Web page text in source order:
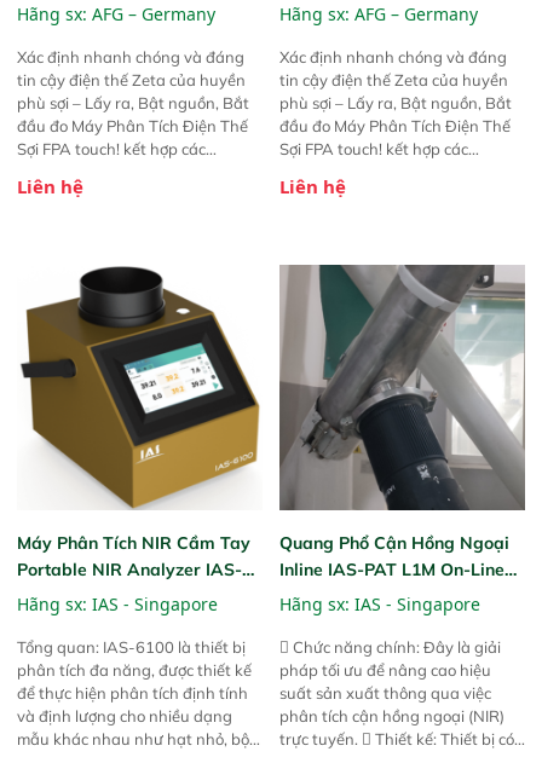
Hãng sx: AFG – Germany
Xác định nhanh chóng và đáng
tin cậy điện thế Zeta của huyền
phù sợi – Lấy ra, Bật nguồn, Bắt
đầu đo Máy Phân Tích Điện Thế
Sợi FPA touch! kết hợp các
được chứng minh với sự đơn giản
trước đó. Nhưng so với các phiên
bản trước, FPA touch! nhỏ hơn và
nhẹ hơn đáng kể, đồng thời được
nâng cấp với các tính năng mới.
Liên hệ
Hãng sx: AFG – Germany
Xác định nhanh chóng và đáng
tin cậy điện thế Zeta của huyền
phù sợi – Lấy ra, Bật nguồn, Bắt
đầu đo Máy Phân Tích Điện Thế
Sợi FPA touch! kết hợp các
được chứng minh với sự đơn giản
trước đó. Nhưng so với các phiên
bản trước, FPA touch! nhỏ hơn và
nhẹ hơn đáng kể, đồng thời được
nâng cấp với các tính năng mới.
Liên hệ
Máy Phân Tích NIR Cầm Tay
Portable NIR Analyzer IAS-
6100
Hãng sx: IAS - Singapore
Tổng quan: IAS-6100 là thiết bị
phân tích đa năng, được thiết kế
để thực hiện phân tích định tính
và định lượng cho nhiều dạng
mẫu khác nhau như hạt nhỏ, bột,
Quang Phổ Cận Hồng Ngoại
Inline IAS-PAT L1M On-Line
NIR
Hãng sx: IAS - Singapore
 Chức năng chính: Đây là giải
pháp tối ưu để nâng cao hiệu
suất sản xuất thông qua việc
phân tích cận hồng ngoại (NIR)
trực tuyến.  Thiết kế: Thiết bị có